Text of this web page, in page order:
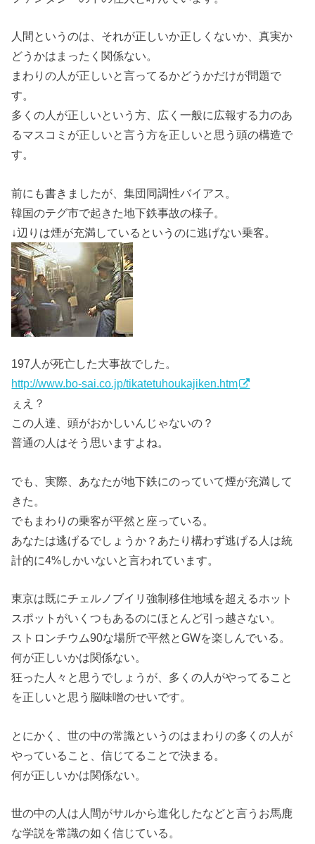
人間というのは、それが正しいか正しくないか、真実か
どうかはまったく関係ない。
まわりの人が正しいと言ってるかどうかだけが問題で
す。
多くの人が正しいという方、広く一般に広報する力のあ
るマスコミが正しいと言う方を正しいと思う頭の構造で
す。
前にも書きましたが、集団同調性バイアス。
韓国のテグ市で起きた地下鉄事故の様子。
↓辺りは煙が充満しているというのに逃げない乗客。
197人が死亡した大事故でした。
http://www.bo-sai.co.jp/tikatetuhoukajiken.htm
ぇえ？
この人達、頭がおかしいんじゃないの？
普通の人はそう思いますよね。
でも、実際、あなたが地下鉄にのっていて煙が充満して
きた。
でもまわりの乗客が平然と座っている。
あなたは逃げるでしょうか？あたり構わず逃げる人は統
計的に4%しかいないと言われています。
東京は既にチェルノブイリ強制移住地域を超えるホット
スポットがいくつもあるのにほとんど引っ越さない。
ストロンチウム90な場所で平然とGWを楽しんでいる。
何が正しいかは関係ない。
狂った人々と思うでしょうが、多くの人がやってること
を正しいと思う脳味噌のせいです。
とにかく、世の中の常識というのはまわりの多くの人が
やっていること、信じてることで決まる。
何が正しいかは関係ない。
世の中の人は人間がサルから進化したなどと言うお馬鹿
な学説を常識の如く信じている。